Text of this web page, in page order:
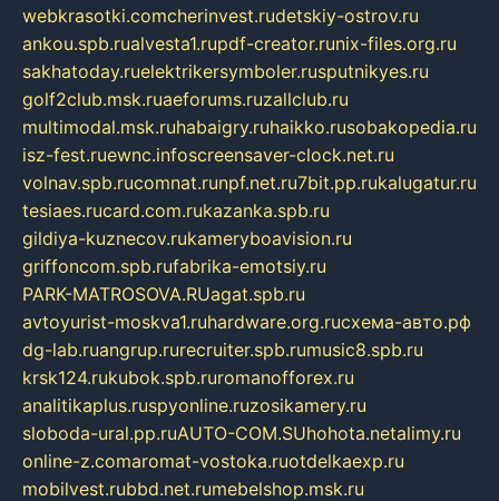
webkrasotki.comcherinvest.rudetskiy-ostrov.ru
ankou.spb.rualvesta1.rupdf-creator.runix-files.org.ru
sakhatoday.ruelektrikersymboler.rusputnikyes.ru
golf2club.msk.ruaeforums.ruzallclub.ru
multimodal.msk.ruhabaigry.ruhaikko.rusobakopedia.ru
isz-fest.ruewnc.infoscreensaver-clock.net.ru
volnav.spb.rucomnat.runpf.net.ru7bit.pp.rukalugatur.ru
tesiaes.rucard.com.rukazanka.spb.ru
gildiya-kuznecov.rukameryboavision.ru
griffoncom.spb.rufabrika-emotsiy.ru
PARK-MATROSOVA.RUagat.spb.ru
avtoyurist-moskva1.ruhardware.org.ruсхема-авто.рф
dg-lab.ruangrup.rurecruiter.spb.rumusic8.spb.ru
krsk124.rukubok.spb.ruromanofforex.ru
analitikaplus.ruspyonline.ruzosikamery.ru
sloboda-ural.pp.ruAUTO-COM.SUhohota.netalimy.ru
online-z.comaromat-vostoka.ruotdelkaexp.ru
mobilvest.rubbd.net.rumebelshop.msk.ru